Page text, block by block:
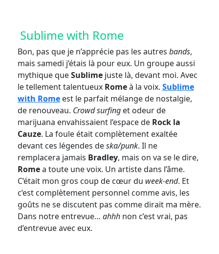
Sublime with Rome
Bon, pas que je n’apprécie pas les autres bands,
mais samedi j’étais là pour eux. Un groupe aussi
mythique queSublime juste là, devant moi. Avec
le tellement talentueux Romeà la voix. Sublime
with Rome est le parfait mélange de nostalgie,
de renouveau. Crowd surfing et odeur de
marijuana envahissaient l’espace de Rock la
Cauze. La foule était complètement exaltée
devant ces légendes deska/punk. Il ne
remplacera jamais Bradley, mais on va se le dire,
Romea toute une voix. Un artiste dans l’âme.
C’était mon gros coup de cœur du week-end. Et
c’est complètement personnel comme avis, les
goûts ne se discutent pas comme dirait ma mère.
Dans notre entrevue… ahhh non c’est vrai, pas
d’entrevue avec eux.